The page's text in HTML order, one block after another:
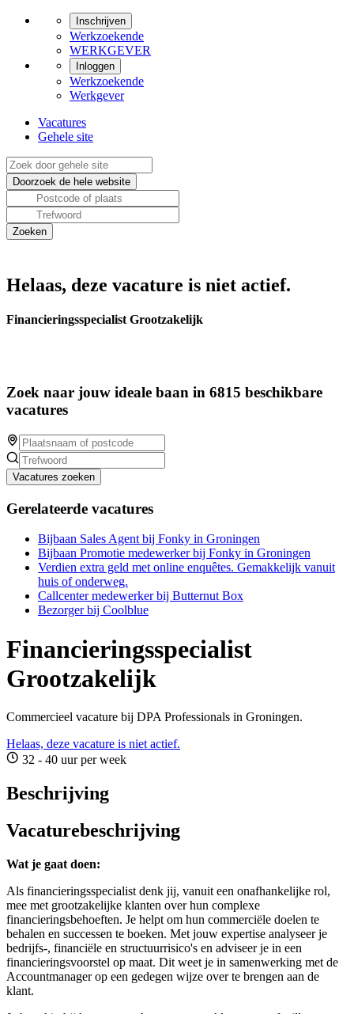
Inschrijven
Werkzoekende
WERKGEVER
Inloggen
Werkzoekende
Werkgever
Vacatures
Gehele site
Helaas, deze vacature is niet actief.
Financieringsspecialist Grootzakelijk
Zoek naar jouw ideale baan in 6815 beschikbare
vacatures
Vacatures zoeken
Gerelateerde vacatures
Bijbaan Sales Agent bij Fonky in Groningen
Bijbaan Promotie medewerker bij Fonky in Groningen
Verdien extra geld met online enquêtes. Gemakkelijk vanuit
huis of onderweg.
Callcenter medewerker bij Butternut Box
Bezorger bij Coolblue
Financieringsspecialist
Grootzakelijk
Commercieel vacature bij DPA Professionals in Groningen.
Helaas, deze vacature is niet actief.
32 - 40 uur per week
Beschrijving
Vacaturebeschrijving
Wat je gaat doen:
Als financieringsspecialist denk jij, vanuit een onafhankelijke rol,
mee met grootzakelijke klanten over hun complexe
financieringsbehoeften. Je helpt om hun commerciële doelen te
behalen en successen te boeken. Met jouw expertise analyseer je
bedrijfs-, financiële en structuurrisico's en adviseer je in een
financieringsvoorstel op maat. Dit weet je in samenwerking met de
Accountmanager op een gedegen wijze over te brengen aan de
klant.